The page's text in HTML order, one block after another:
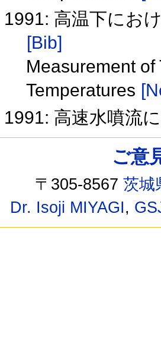
1991: 高温下にお
[Bib]
Measurement
Temperatures
1991: 高速水噴流
ご意
〒305-8567茨城
Dr. Isoji MIYAGI,